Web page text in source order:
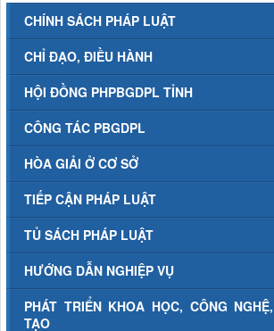
CHÍNH SÁCH PHÁP LUẬT
CHỈ ĐẠO, ĐIỀU HÀNH
HỘI ĐỒNG PHPBGDPL TỈNH
CÔNG TÁC PBGDPL
HÒA GIẢI Ở CƠ SỞ
TIẾP CẬN PHÁP LUẬT
TỦ SÁCH PHÁP LUẬT
HƯỚNG DẪN NGHIỆP VỤ
PHÁT TRIỂN KHOA HỌC, CÔNG
TẠO